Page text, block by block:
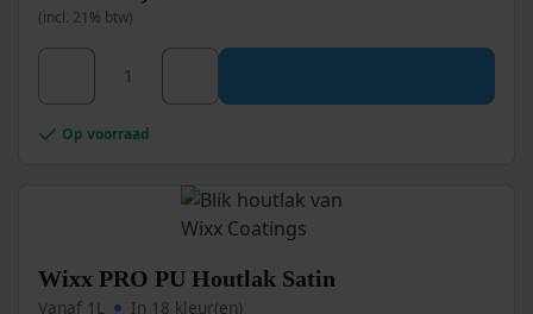
(incl. 21% btw)
Wixx PRO PU Houtlak Ultra HighGloss aantal
Dit
heeft
meerdere
worden
Op voorraad
Wixx PRO PU Houtlak Satin
Vanaf 1L In 18 kleur(en)